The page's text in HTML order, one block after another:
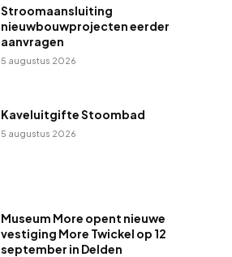
Stroomaansluiting
nieuwbouwprojecten eerder
aanvragen
5 augustus 2026
Kaveluitgifte Stoombad
5 augustus 2026
Museum More opent nieuwe
vestiging More Twickel op 12
september in Delden